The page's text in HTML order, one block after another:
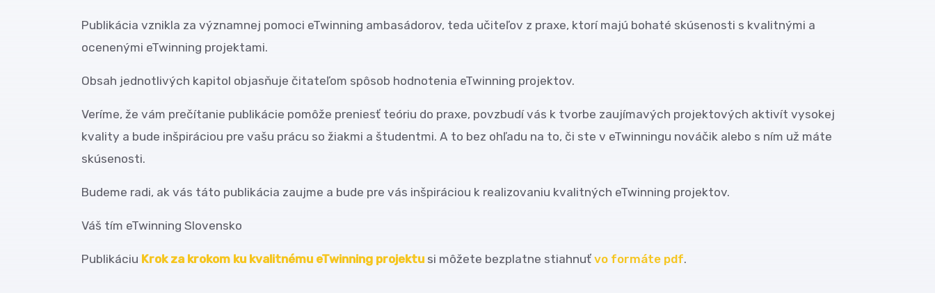
Publikácia vznikla za významnej pomoci eTwinning ambasádorov, teda učiteľov z praxe, ktorí majú bohaté skúsenosti s kvalitnými a
ocenenými eTwinning projektami.
Obsah jednotlivých kapitol objasňuje čitateľom spôsob hodnotenia eTwinning projektov.
Veríme, že vám prečítanie publikácie pomôže preniesť teóriu do praxe, povzbudí vás k tvorbe zaujímavých projektových aktivít vysokej
kvality a bude inšpiráciou pre vašu prácu so žiakmi a študentmi. A to bez ohľadu na to, či ste v eTwinningu nováčik alebo s ním už máte
skúsenosti.
Budeme radi, ak vás táto publikácia zaujme a bude pre vás inšpiráciou k realizovaniu kvalitných eTwinning projektov.
Váš tím eTwinning Slovensko
Publikáciu Krok za krokom ku kvalitnému eTwinning projektu si môžete bezplatne stiahnuť vo formáte pdf.